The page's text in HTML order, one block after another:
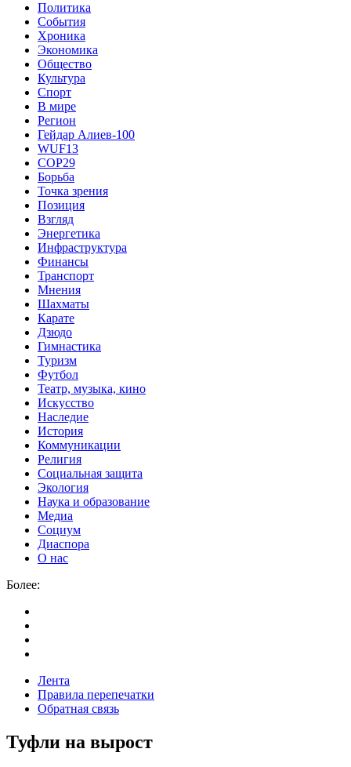
Политика
События
Хроника
Экономика
Общество
Культура
Спорт
В мире
Регион
Гейдар Алиев-100
WUF13
COP29
Борьба
Точка зрения
Позиция
Взгляд
Энергетика
Инфраструктура
Финансы
Транспорт
Мнения
Шахматы
Карате
Дзюдо
Гимнастика
Туризм
Футбол
Театр, музыка, кино
Искусство
Наследие
История
Коммуникации
Религия
Социальная защита
Экология
Наука и образование
Медиа
Социум
Диаспора
О нас
Более:
Лента
Правила перепечатки
Обратная связь
Туфли на вырост